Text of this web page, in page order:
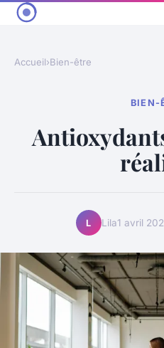
Accueil›Bien-être
BIEN-
L Lila1 avril